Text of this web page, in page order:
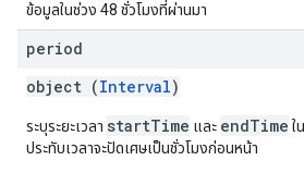
ข้อมูลในช่วง 48 ชั่วโมงที่ผ่านมา
period
object (Interval)
ระบุระยะเวลา startTime และ endTime ใ
ประทับเวลาจะปัดเศษเป็นชั่วโมงก่อนหน้า